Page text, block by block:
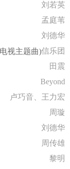
刘若英
孟庭苇
刘德华
视主题曲)信乐团
田震
Beyond
卢巧音、王力宏
周璇
刘德华
周传雄
黎明